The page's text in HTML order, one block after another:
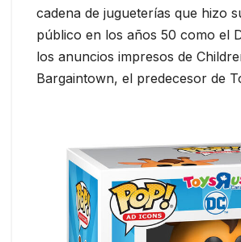
cadena de jugueterías que hizo
público en los años 50 como el
los anuncios impresos de
Bargaintown, el predecesor de